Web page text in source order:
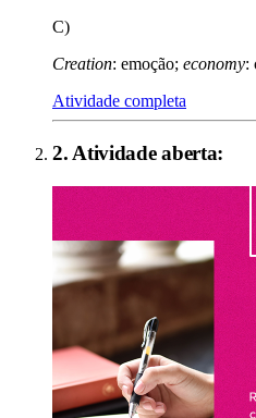
C)
Creation: emoção; economy:
Atividade completa
2. Atividade aberta: